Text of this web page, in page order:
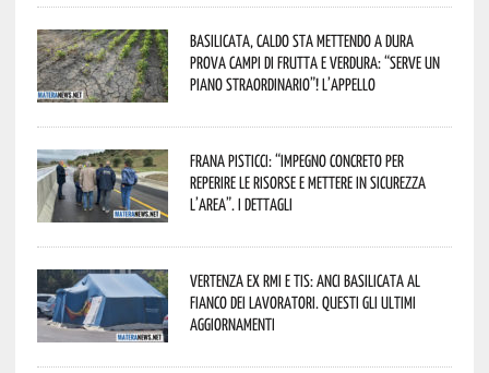
Basilicata, caldo sta mettendo a dura
prova campi di frutta e verdura: “Serve un
piano straordinario”! L’appello
Frana Pisticci: “Impegno concreto per
reperire le risorse e mettere in sicurezza
l’area”. I dettagli
Vertenza ex RMI e TIS: ANCI Basilicata al
fianco dei lavoratori. Questi gli ultimi
aggiornamenti